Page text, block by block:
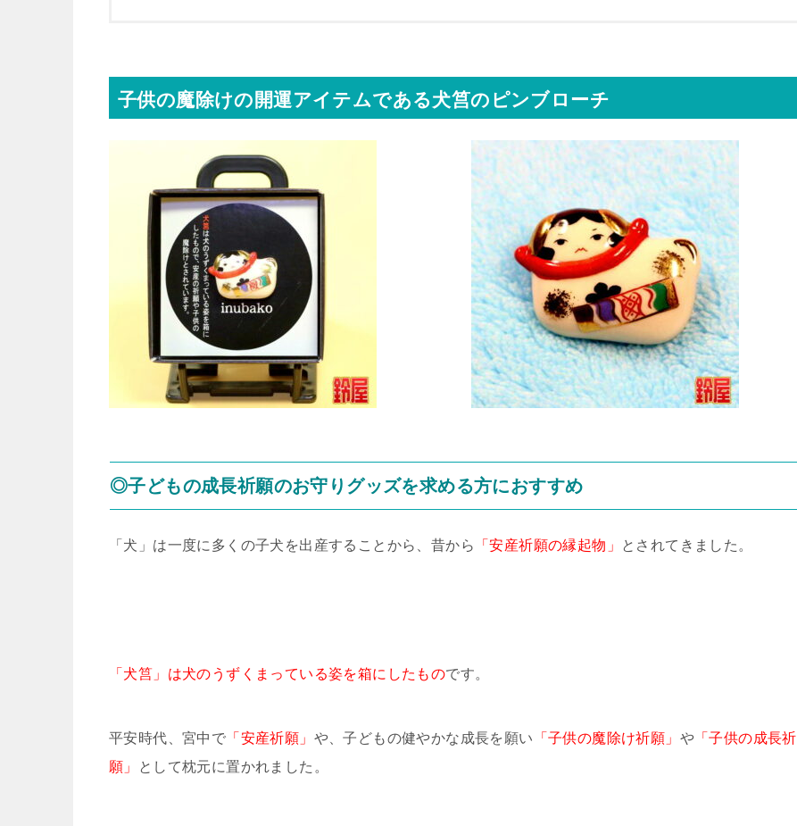
子供の魔除けの開運アイテムである犬筥のピンブローチ
◎子どもの成長祈願のお守りグッズを求める方におすすめ
「犬」は一度に多くの子犬を出産することから、昔から 「安産祈願の縁起物」 とされてきました。
「犬筥」は犬のうずくまっている姿を箱にしたものです。
平安時代、宮中で 「安産祈願」 や、子どもの健やかな成長を願い 「子供の魔除け祈願」 や 「子供の成長祈
願」
として枕元に置かれました。